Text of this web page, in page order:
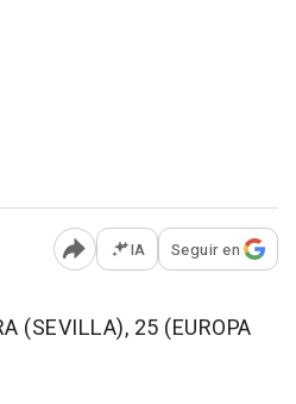
Abrir opciones para
IA Seguir en
(SEVILLA), 25 (EUROPA